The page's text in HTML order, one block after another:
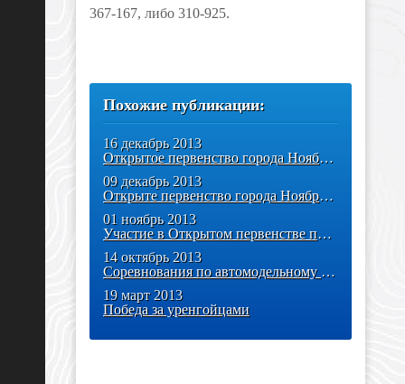
367-167, либо 310-925.
Похожие публикации:
16 декабрь 2013
Открытое первенство города Ноябрьска по зимнему картингу состоялось!
09 декабрь 2013
Открыте первенство города Ноябрьска по автомодельному спорту
01 ноябрь 2013
Участие в Открытом первенстве по дрифту на радиоуправляемых
14 октябрь 2013
Соревнования по автомодельному спорту
19 март 2013
Победа за уренгойцами